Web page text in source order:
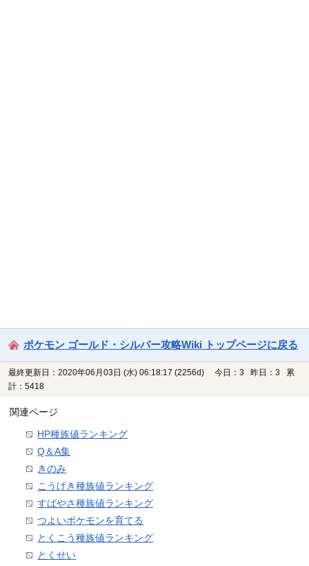
ポケモン ゴールド・シルバー攻略Wiki トップページに戻る
最終更新日：2020年06月03日 (水) 06:18:17 (2256d)
今日：3 昨日：3 累
計：5418
関連ページ
HP種族値ランキング
Q＆A集
きのみ
こうげき種族値ランキング
すばやさ種族値ランキング
つよいポケモンを育てる
とくこう種族値ランキング
とくせい